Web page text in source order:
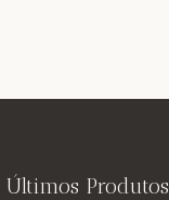
Últimos Produtos